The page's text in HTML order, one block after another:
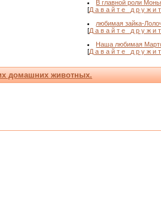
В главной роли
[Д а в а й т е _д р у ж и
любимая зайка-
[Д а в а й т е _д р у ж и
Наша любимая
[Д а в а й т е _д р у ж и
домашних животных.